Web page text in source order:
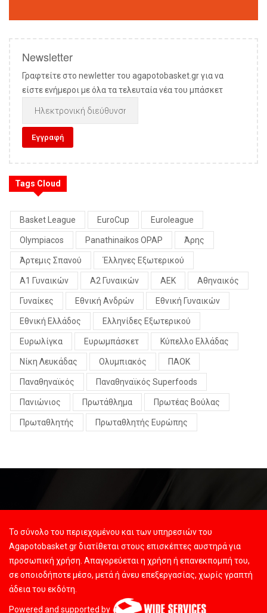
Newsletter
Γραφτείτε στο newletter του agapotobasket.gr για να
είστε ενήμεροι με όλα τα τελευταία νέα του μπάσκετ
Tags Cloud
Basket League EuroCup Euroleague
Olympiacos Panathinaikos OPAP Άρης
Άρτεμις Σπανού Έλληνες Εξωτερικού
Α1 Γυναικών Α2 Γυναικών ΑΕΚ Αθηναικός
Γυναίκες Εθνική Ανδρών Εθνική Γυναικών
Εθνική Ελλάδος Ελληνίδες Εξωτερικού
Ευρωλίγκα Ευρωμπάσκετ Κύπελλο Ελλάδας
Νίκη Λευκάδας Ολυμπιακός ΠΑΟΚ
Παναθηναϊκός Παναθηναϊκός Superfoods
Πανιώνιος Πρωτάθλημα Πρωτέας Βούλας
Πρωταθλητής Πρωταθλητής Ευρώπης
Το σύνολο του περιεχομένου και των υπηρεσιών του
Agapotobasket.gr διατίθεται στους επισκέπτες αυστηρά για
προσωπική χρήση. Απαγορεύεται η χρήση ή επανεκπομπή του,
σε οποιοδήποτε μέσο, μετά ή άνευ επεξεργασίας, χωρίς γραπτή
άδεια του εκδότη.
Powered and supported by